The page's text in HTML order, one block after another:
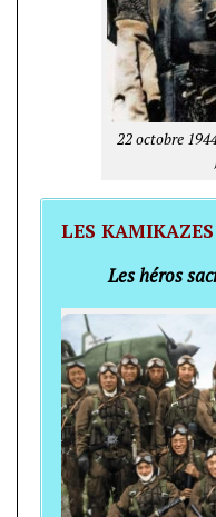
22 octobre
LES KAMIKAZES
Les héros